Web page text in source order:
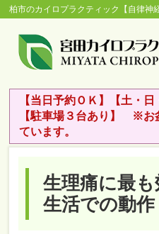
柏市のカイロプラクティック【自律神
【当日予約ＯＫ】【土・
【駐車場３台あり】 ※お
ています。
生理痛に最
生活での動作